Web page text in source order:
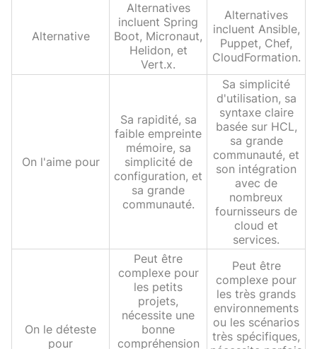
Alternative
Alternatives
incluent Spring
Boot, Micronaut,
Helidon, et
Vert.x.
Alternatives
incluent Ansible,
Puppet, Chef,
CloudFormation.
On l'aime pour
Sa rapidité, sa
faible empreinte
mémoire, sa
simplicité de
configuration, et
sa grande
communauté.
Sa simplicité
d'utilisation, sa
syntaxe claire
basée sur HCL,
sa grande
communauté, et
son intégration
avec de
nombreux
fournisseurs de
cloud et
services.
On le déteste
pour
Peut être
complexe pour
les petits
projets,
nécessite une
bonne
compréhension
Peut être
complexe pour
les très grands
environnements
ou les scénarios
très spécifiques,